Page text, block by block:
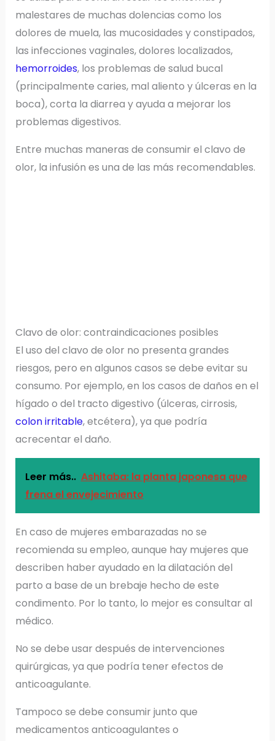
malestares de muchas dolencias como los
dolores de muela, las mucosidades y constipados,
las infecciones vaginales, dolores localizados,
hemorroides, los problemas de salud bucal
(principalmente caries, mal aliento y úlceras en la
boca), corta la diarrea y ayuda a mejorar los
problemas digestivos.
Entre muchas maneras de consumir el clavo de
olor, la infusión es una de las más recomendables.
Clavo de olor: contraindicaciones posibles
El uso del clavo de olor no presenta grandes
riesgos, pero en algunos casos se debe evitar su
consumo. Por ejemplo, en los casos de daños en el
hígado o del tracto digestivo (úlceras, cirrosis,
colon irritable, etcétera), ya que podría
acrecentar el daño.
Leer más.. Ashitaba: la planta japonesa que
frena el envejecimiento
En caso de mujeres embarazadas no se
recomienda su empleo, aunque hay mujeres que
describen haber ayudado en la dilatación del
parto a base de un brebaje hecho de este
condimento. Por lo tanto, lo mejor es consultar al
médico.
No se debe usar después de intervenciones
quirúrgicas, ya que podría tener efectos de
anticoagulante.
Tampoco se debe consumir junto que
medicamentos anticoagulantes o